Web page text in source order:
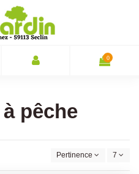
0
pêche
Pertinence 7